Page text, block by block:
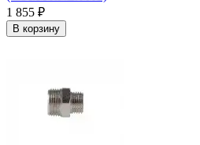
1 855 ₽
В корзину